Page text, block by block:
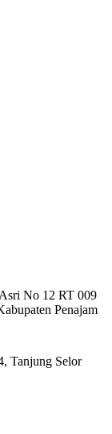
No 12 RT 009
Penajam
Tanjung Selor